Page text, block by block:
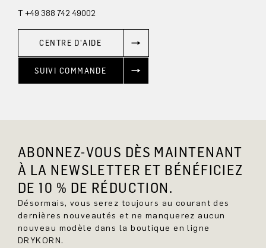
T +49 388 742 49002
CENTRE D'AIDE
SUIVI COMMANDE
ABONNEZ-VOUS DÈS MAINTENANT
À LA NEWSLETTER ET BÉNÉFICIEZ
DE 10 % DE RÉDUCTION.
Désormais, vous serez toujours au courant des
dernières nouveautés et ne manquerez aucun
nouveau modèle dans la boutique en ligne
DRYKORN.